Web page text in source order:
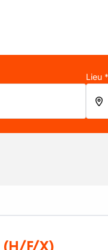
Lieu *
(H/F/X)